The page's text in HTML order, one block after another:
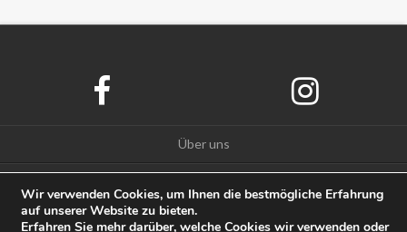
Über uns
Impressum
Wir verwenden Cookies, um Ihnen die bestmögliche Erfahrung
auf unserer Website zu bieten.
Erfahren Sie mehr darüber, welche Cookies wir verwenden oder